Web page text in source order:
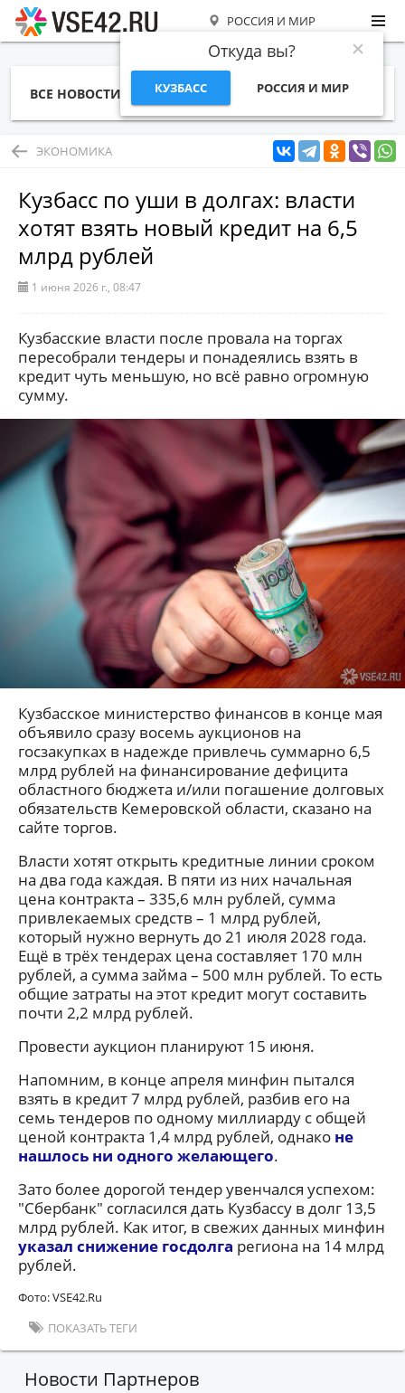
РОССИЯ И МИР
Откуда вы?
КУЗБАСС РОССИЯ И МИР
ВСЕ НОВОСТИ СТАТЬИ ТЕМЫ ФОТО
ЭКОНОМИКА
Кузбасс по уши в долгах: власти
хотят взять новый кредит на 6,5
млрд рублей
1 июня 2026 г., 08:47
Кузбасские власти после провала на торгах
пересобрали тендеры и понадеялись взять в
кредит чуть меньшую, но всё равно огромную
сумму.
Кузбасское министерство финансов в конце мая
объявило сразу восемь аукционов на
госзакупках в надежде привлечь суммарно 6,5
млрд рублей на финансирование дефицита
областного бюджета и/или погашение долговых
обязательств Кемеровской области, сказано на
сайте торгов.
Власти хотят открыть кредитные линии сроком
на два года каждая. В пяти из них начальная
цена контракта – 335,6 млн рублей, сумма
привлекаемых средств – 1 млрд рублей,
который нужно вернуть до 21 июля 2028 года.
Ещё в трёх тендерах цена составляет 170 млн
рублей, а сумма займа – 500 млн рублей. То есть
общие затраты на этот кредит могут составить
почти 2,2 млрд рублей.
Провести аукцион планируют 15 июня.
Напомним, в конце апреля минфин пытался
взять в кредит 7 млрд рублей, разбив его на
семь тендеров по одному миллиарду с общей
ценой контракта 1,4 млрд рублей, однако не
нашлось ни одного желающего.
Зато более дорогой тендер увенчался успехом:
"Сбербанк" согласился дать Кузбассу в долг 13,5
млрд рублей. Как итог, в свежих данных минфин
указал снижение госдолга региона на 14 млрд
рублей.
Фото: VSE42.Ru
ПОКАЗАТЬ ТЕГИ
Новости Партнеров